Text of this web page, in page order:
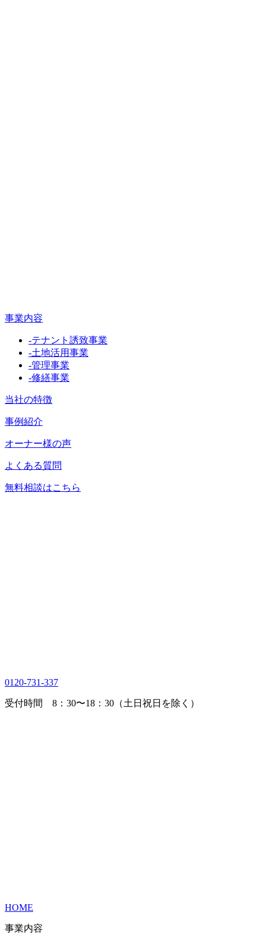
事業内容
-テナント誘致事業
-土地活用事業
-管理事業
-修繕事業
当社の特徴
事例紹介
オーナー様の声
よくある質問
無料相談はこちら
0120-731-337
受付時間 8：30〜18：30（土日祝日を除く）
HOME
事業内容